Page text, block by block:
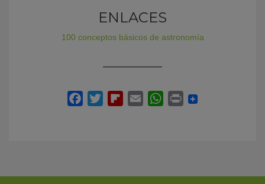
ENLACES
100 conceptos básicos de astronomía